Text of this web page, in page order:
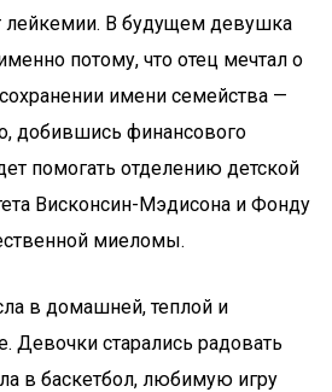
лейкемии. В будущем девушка
потому, что отец мечтал о
имени семейства —
добившись финансового
помогать отделению детской
Висконсин-Мэдисона и Фонду
миеломы.
в домашней, теплой и
Девочки старались радовать
в баскетбол, любимую игру